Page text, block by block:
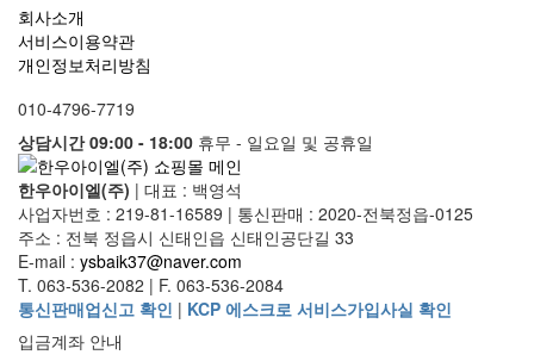
회사소개
서비스이용약관
개인정보처리방침
010-4796-7719
상담시간 09:00 - 18:00 휴무 - 일요일 및 공휴일
한우아이엘(주) | 대표 : 백영석
사업자번호 : 219-81-16589 | 통신판매 : 2020-전북정읍-0125
주소 : 전북 정읍시 신태인읍 신태인공단길 33
E-mail : ysbaik37@naver.com
T. 063-536-2082 | F. 063-536-2084
통신판매업신고 확인 | KCP 에스크로 서비스가입사실 확인
입금계좌 안내